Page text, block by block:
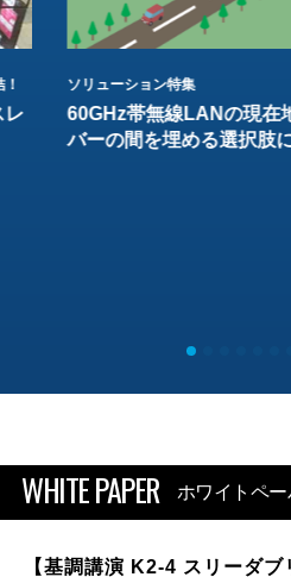
レ
ソリューション特集
60GHz帯無線LANの現
バーの間を埋める選択肢
WHITE PAPER ホワイトペー
【基調講演 K2-4 スリーダ